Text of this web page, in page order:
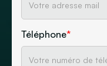
Téléphone*